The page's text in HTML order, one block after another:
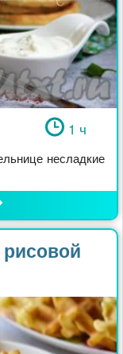
1 ч
несладкие